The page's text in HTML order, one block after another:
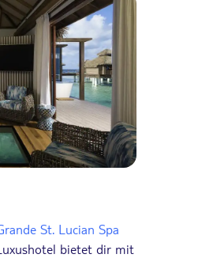
St. Lucian Spa
bietet dir mit